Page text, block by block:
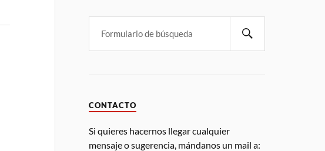
CONTACTO
Si quieres hacernos llegar cualquier
mensaje o sugerencia, mándanos un mail a: